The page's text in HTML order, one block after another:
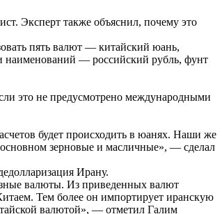
Эксперт также объяснил, почему это
пять валют — китайский юань,
наименований — российский рубль, фунт
это не предусмотрено международными
будет происходить в юанях. Наши же
основном зерновые и масличные», — сделал
Ирану.
валюты. Из приведенных валют
Тем более он импортирует иранскую
валютой», — отметил Галим